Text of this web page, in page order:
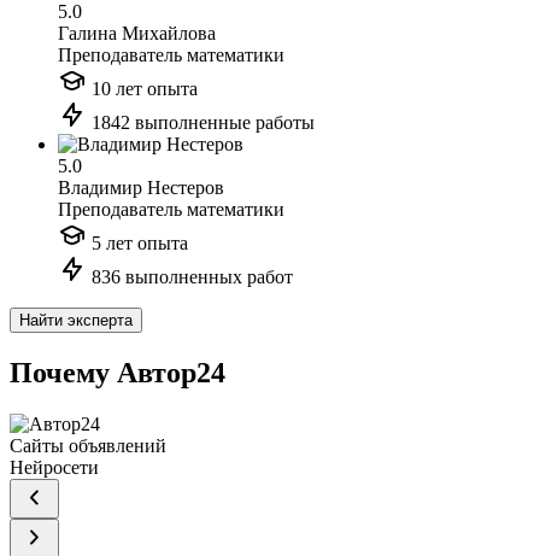
5.0
Галина Михайлова
Преподаватель математики
10 лет опыта
1842 выполненные работы
5.0
Владимир Нестеров
Преподаватель математики
5 лет опыта
836 выполненных работ
Найти эксперта
Почему Автор24
Сайты объявлений
Нейросети